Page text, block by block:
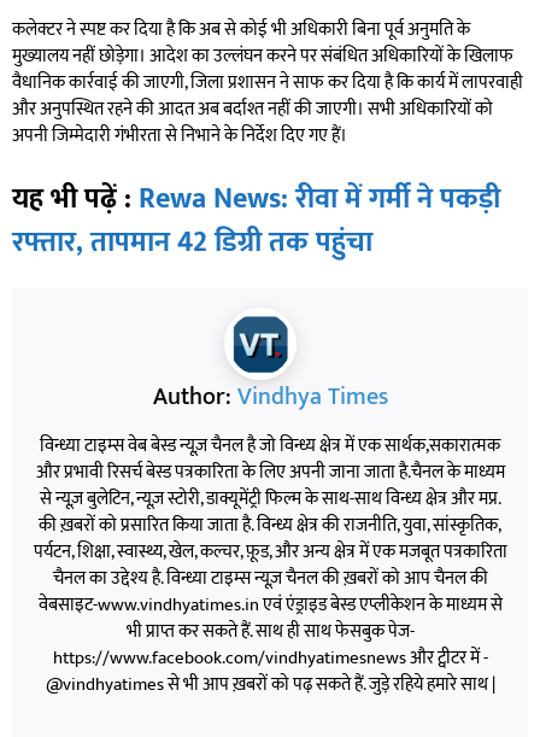
कलेक्टर ने स्पष्ट कर दिया है कि अब से कोई भी अधिकारी बिना पूर्व अनुमति के
मुख्यालय नहीं छोड़ेगा। आदेश का उल्लंघन करने पर संबंधित अधिकारियों के खिलाफ
वैधानिक कार्रवाई की जाएगी, जिला प्रशासन ने साफ कर दिया है कि कार्य में लापरवाही
और अनुपस्थित रहने की आदत अब बर्दाश्त नहीं की जाएगी। सभी अधिकारियों को
अपनी जिम्मेदारी गंभीरता से निभाने के निर्देश दिए गए हैं।
यह भी पढ़ें : Rewa News: रीवा में गर्मी ने पकड़ी
रफ्तार, तापमान 42 डिग्री तक पहुंचा
Author:Vindhya Times
विन्ध्या टाइम्स वेब बेस्ड न्यूज़ चैनल है जो विन्ध्य क्षेत्र में एक सार्थक,सकारात्मक
और प्रभावी रिसर्च बेस्ड पत्रकारिता के लिए अपनी जाना जाता है.चैनल के माध्यम
से न्यूज़ बुलेटिन, न्यूज़ स्टोरी, डाक्यूमेंट्री फिल्म के साथ-साथ विन्ध्य क्षेत्र और मप्र.
की ख़बरों को प्रसारित किया जाता है. विन्ध्य क्षेत्र की राजनीति, युवा, सांस्कृतिक,
पर्यटन, शिक्षा, स्वास्थ्य, खेल, कल्चर, फ़ूड, और अन्य क्षेत्र में एक मजबूत पत्रकारिता
चैनल का उद्देश्य है. विन्ध्या टाइम्स न्यूज़ चैनल की ख़बरों को आप चैनल की
वेबसाइट-www.vindhyatimes.in एवं एंड्राइड बेस्ड एप्लीकेशन के माध्यम से
भी प्राप्त कर सकते हैं. साथ ही साथ फेसबुक पेज-
https://www.facebook.com/vindhyatimesnews और ट्वीटर में -
@vindhyatimes से भी आप ख़बरों को पढ़ सकते हैं. जुड़े रहिये हमारे साथ |